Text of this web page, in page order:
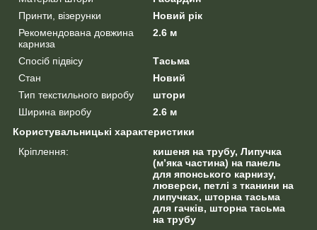
Принти, візерунки
Новий рік
Рекомендована довжина
карниза
2.6 м
Спосіб підвісу
Тасьма
Стан
Новий
Тип текстильного виробу
штори
Ширина виробу
2.6 м
Користувальницькі характеристики
Кріплення:
кишеня на трубу, Липучка
(м’яка частина) на панель
для японського карнизу,
люверси, петлі з тканини на
липучках, шторна тасьма
для гачків, шторна тасьма
на трубу